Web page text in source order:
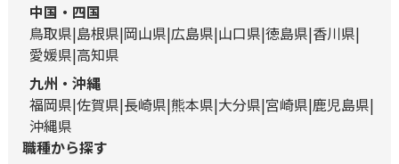
中国・四国
鳥取県 島根県 岡山県 広島県 山口県 徳島県 香川県
愛媛県 高知県
九州・沖縄
福岡県 佐賀県 長崎県 熊本県 大分県 宮崎県 鹿児島県
沖縄県
職種から探す